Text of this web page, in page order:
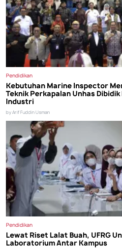
Pendidikan
Kebutuhan Marine Inspector
Teknik Perkapalan Unhas
Industri
by Arif Fuddin Usman
Pendidikan
Lewat Riset Lalat Buah, UFRG
Laboratorium Antar Kampus